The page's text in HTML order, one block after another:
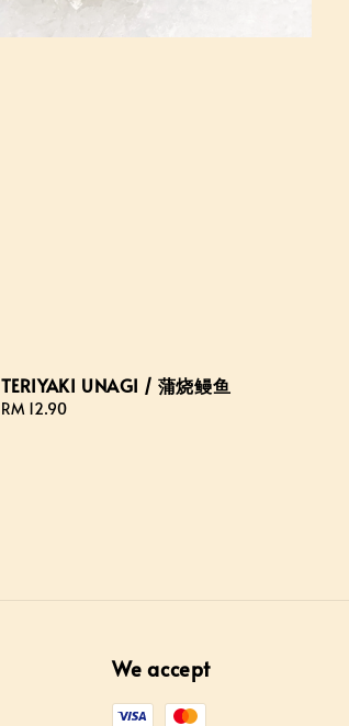
TERIYAKI UNAGI / 蒲烧鳗鱼
Regular
RM 12.90
We accept